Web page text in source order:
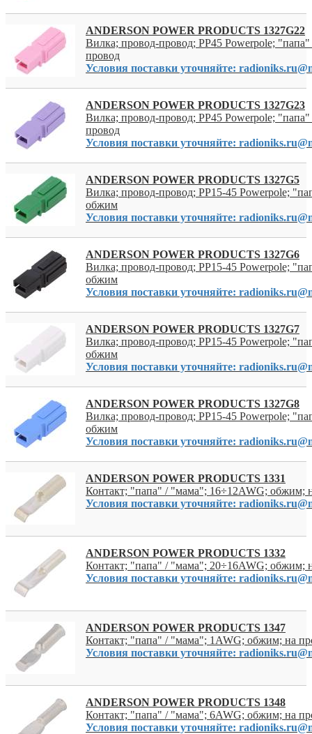
ANDERSON POWER PRODUCTS 1327G22
Вилка; провод-провод; PP45 Powerpole;
провод
Условия поставки уточняйте:
ANDERSON POWER PRODUCTS 1327G23
Вилка; провод-провод; PP45 Powerpole;
провод
Условия поставки уточняйте:
ANDERSON POWER PRODUCTS 1327G5
Вилка; провод-провод; PP15-45 Powerpole;
обжим
Условия поставки уточняйте:
ANDERSON POWER PRODUCTS 1327G6
Вилка; провод-провод; PP15-45 Powerpole;
обжим
Условия поставки уточняйте:
ANDERSON POWER PRODUCTS 1327G7
Вилка; провод-провод; PP15-45 Powerpole;
обжим
Условия поставки уточняйте:
ANDERSON POWER PRODUCTS 1327G8
Вилка; провод-провод; PP15-45 Powerpole;
обжим
Условия поставки уточняйте:
ANDERSON POWER PRODUCTS 1331
Контакт; "папа" / "мама"; 16÷12AWG; обжим;
Условия поставки уточняйте:
ANDERSON POWER PRODUCTS 1332
Контакт; "папа" / "мама"; 20÷16AWG; обжим;
Условия поставки уточняйте:
ANDERSON POWER PRODUCTS 1347
Контакт; "папа" / "мама"; 1AWG; обжим; на
Условия поставки уточняйте:
ANDERSON POWER PRODUCTS 1348
Контакт; "папа" / "мама"; 6AWG; обжим; на
Условия поставки уточняйте: